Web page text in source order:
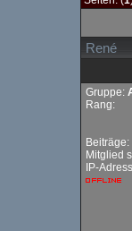
René
Gruppe:
Rang:
Beiträge:
Mitglied
IP-